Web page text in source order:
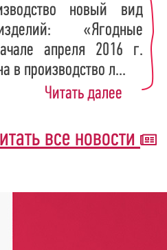
новый вид
«Ягодные
апреля 2016 г.
в производство л...
Читать далее
все новости